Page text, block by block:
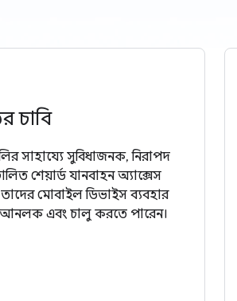
চাবি
সাহায্যে সুবিধাজনক, নিরাপদ
শেয়ার্ড যানবাহন অ্যাক্সেস
মোবাইল ডিভাইস ব্যবহার
আনলক এবং চালু করতে পারেন।